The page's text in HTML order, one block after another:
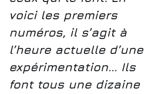
voici les premiers
numéros, il s’agit à
l’heure actuelle d’une
expérimentation... Ils
font tous une dizaine